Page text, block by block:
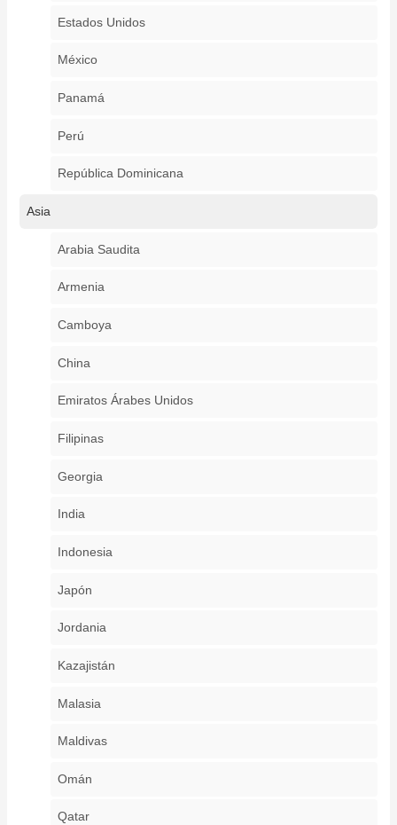
Estados Unidos
México
Panamá
Perú
República Dominicana
Asia
Arabia Saudita
Armenia
Camboya
China
Emiratos Árabes Unidos
Filipinas
Georgia
India
Indonesia
Japón
Jordania
Kazajistán
Malasia
Maldivas
Omán
Qatar